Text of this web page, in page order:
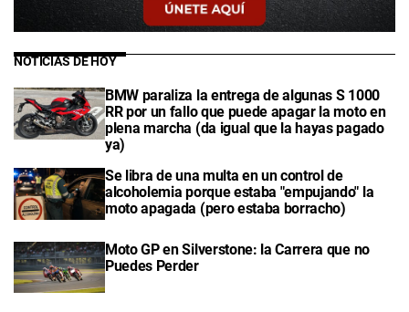
NOTICIAS DE HOY
BMW paraliza la entrega de algunas S 1000
RR por un fallo que puede apagar la moto en
plena marcha (da igual que la hayas pagado
ya)
Se libra de una multa en un control de
alcoholemia porque estaba "empujando" la
moto apagada (pero estaba borracho)
Moto GP en Silverstone: la Carrera que no
Puedes Perder